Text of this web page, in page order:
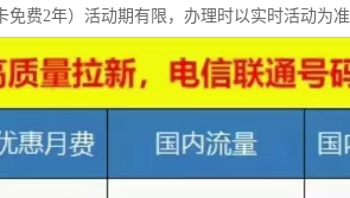
免费2年）活动期有限，办理时以实时活动为准